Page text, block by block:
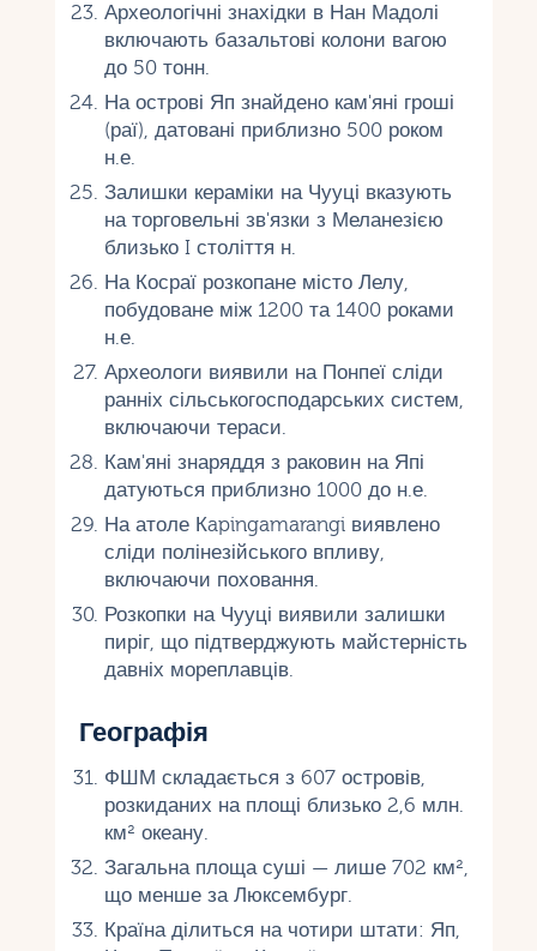
Археологічні знахідки в Нан Мадолі
включають базальтові колони вагою
до 50 тонн.
На острові Яп знайдено кам'яні гроші
(раї), датовані приблизно 500 роком
н.е.
Залишки кераміки на Чууці вказують
на торговельні зв'язки з Меланезією
близько I століття н.
На Косраї розкопане місто Лелу,
побудоване між 1200 та 1400 роками
н.е.
Археологи виявили на Понпеї сліди
ранніх сільськогосподарських систем,
включаючи тераси.
Кам'яні знаряддя з раковин на Япі
датуються приблизно 1000 до н.е.
На атоле Кapingamarangi виявлено
сліди полінезійського впливу,
включаючи поховання.
Розкопки на Чууці виявили залишки
пиріг, що підтверджують майстерність
давніх мореплавців.
Географія
ФШМ складається з 607 островів,
розкиданих на площі близько 2,6 млн.
км² океану.
Загальна площа суші — лише 702 км²,
що менше за Люксембург.
Країна ділиться на чотири штати: Яп,